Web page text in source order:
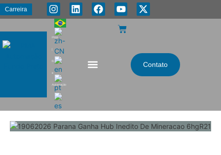
Carreira
PMA
Energia
e
Automação
Contato